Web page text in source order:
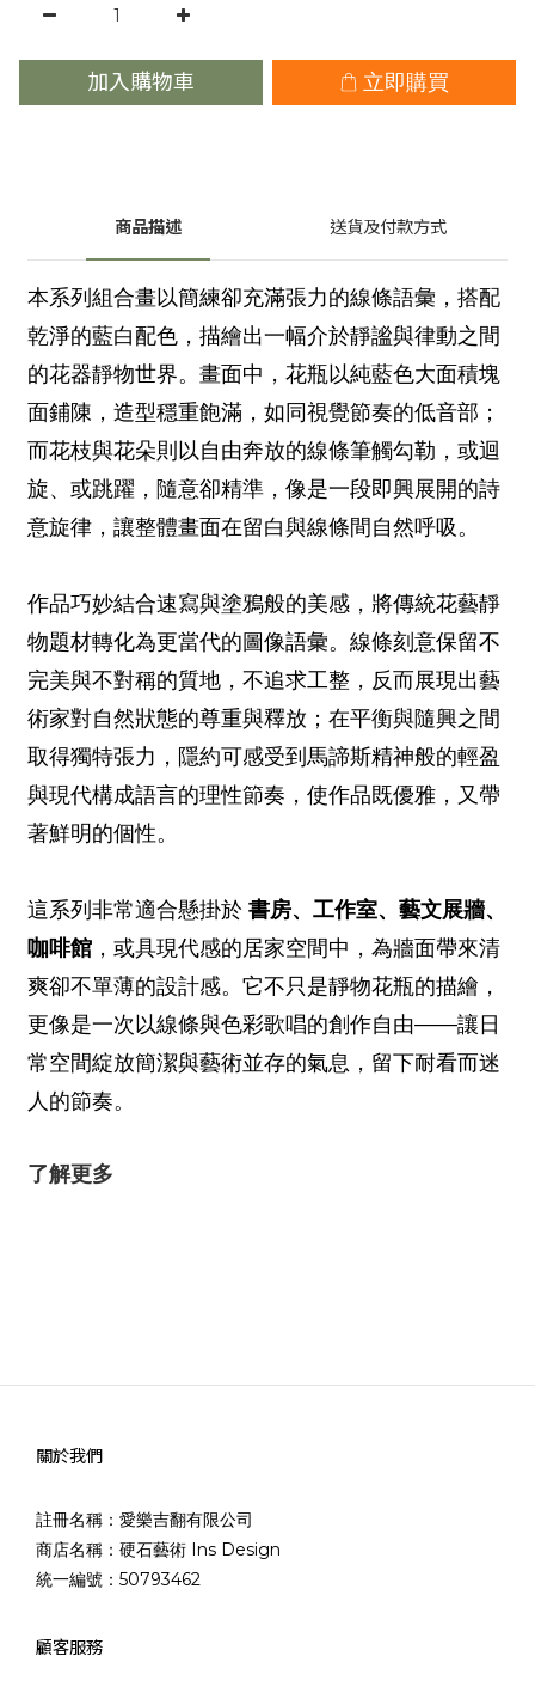
加入購物車 立即購買
商品描述 送貨及付款方式
本系列組合畫以簡練卻充滿張力的線條語彙，搭配
乾淨的藍白配色，描繪出一幅介於靜謐與律動之間
的花器靜物世界。畫面中，花瓶以純藍色大面積塊
面鋪陳，造型穩重飽滿，如同視覺節奏的低音部；
而花枝與花朵則以自由奔放的線條筆觸勾勒，或迴
旋、或跳躍，隨意卻精準，像是一段即興展開的詩
意旋律，讓整體畫面在留白與線條間自然呼吸。
作品巧妙結合速寫與塗鴉般的美感，將傳統花藝靜
物題材轉化為更當代的圖像語彙。線條刻意保留不
完美與不對稱的質地，不追求工整，反而展現出藝
術家對自然狀態的尊重與釋放；在平衡與隨興之間
取得獨特張力，隱約可感受到馬諦斯精神般的輕盈
與現代構成語言的理性節奏，使作品既優雅，又帶
著鮮明的個性。
這系列非常適合懸掛於 書房、工作室、藝文展牆、
咖啡館 ，或具現代感的居家空間中，為牆面帶來清
爽卻不單薄的設計感。它不只是靜物花瓶的描繪，
更像是一次以線條與色彩歌唱的創作自由——讓日
常空間綻放簡潔與藝術並存的氣息，留下耐看而迷
人的節奏。
了解更多
關於我們
註冊名稱：愛樂吉翻有限公司
商店名稱：硬石藝術 Ins Design
統一編號：50793462
顧客服務